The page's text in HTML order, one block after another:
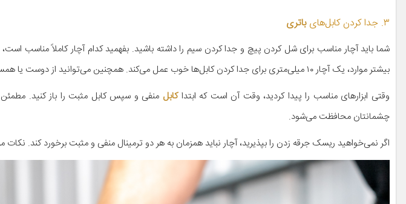
۳. جدا کردن کابل‌های باتری
شما باید آچار مناسب برای شل کردن پیچ و جدا کردن سیم را داشته باشید. بفهمید کدام آچار کاملاً مناسب
بیشتر موارد، یک آچار ۱۰ میلی‌متری برای جدا کردن کابل‌ها خوب عمل می‌کند. همچنین می‌توانید از دوست یا همسایه خود قرض بگیرید.
وقتی ابزارهای مناسب را پیدا کردید، وقت آن است که ابتداکابل منفی و سپس کابل مثبت را باز کنید.
چشمانتان محافظت می‌شود.
اگر نمی‌خواهید ریسک جرقه زدن را بپذیرید، آچار نباید همزمان به هر دو ترمینال منفی و مثبت برخورد کند.